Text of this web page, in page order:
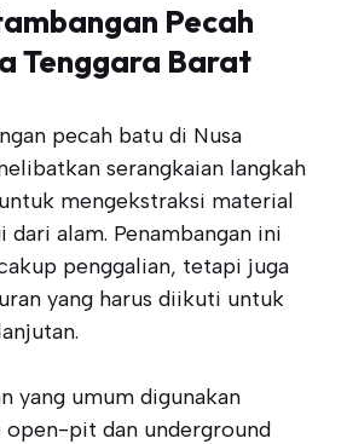
Pecah
Tenggara Barat
pecah batu di Nusa
serangkaian langkah
mengekstraksi material
alam. Penambangan ini
penggalian, tetapi juga
yang harus diikuti untuk
yang umum digunakan
pit dan underground